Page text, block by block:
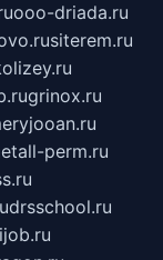
ooo-driada.ru
siterem.ru
grinox.ru
perm.ru
drsschool.ru